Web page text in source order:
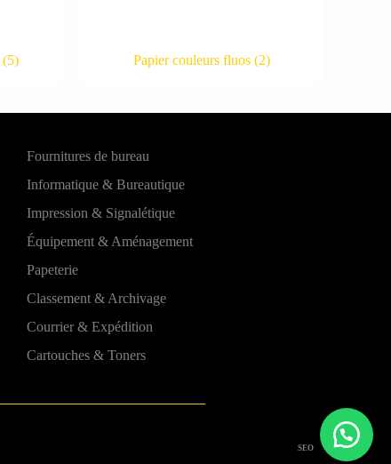
(5) Papier couleurs fluos (2)
Fournitures de bureau
Informatique & Bureautique
Impression & Signalétique
Équipement & Aménagement
Papeterie
Classement & Archivage
Courrier & Expédition
Cartouches & Toners
SEO